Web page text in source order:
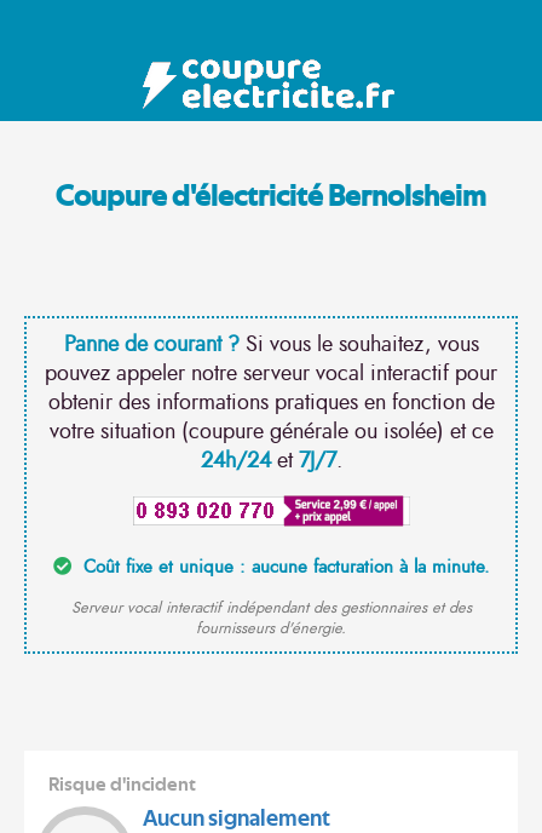
Coupure d'électricité Bernolsheim
Panne de courant ?Si vous le souhaitez, vous
pouvez appeler notre serveur vocal interactif pour
obtenir des informations pratiques en fonction de
votre situation (coupure générale ou isolée) et ce
24h/24et7J/7.
Coût fixe et unique : aucune facturation à la minute.
Serveur vocal interactif indépendant des gestionnaires et des
fournisseurs d'énergie.
Risque d'incident
Aucun signalement